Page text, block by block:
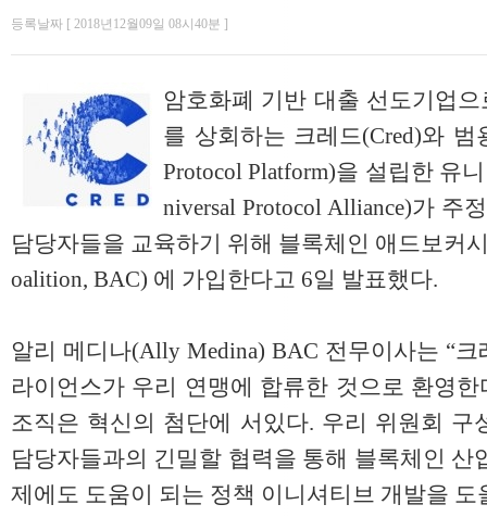
등록날짜 [ 2018년12월09일 08시40분 ]
암호화폐 기반 대출 선도기업
를 상회하는 크레드(Cred)와 범
Protocol Platform)을 설립한 유
niversal Protocol Alliance)가 주
담당자들을 교육하기 위해 블록체인 애드보커
oalition, BAC) 에 가입한다고 6일 발표했다.
알리 메디나(Ally Medina) BAC 전무이사는 “
라이언스가 우리 연맹에 합류한 것으로 환영
조직은 혁신의 첨단에 서있다. 우리 위원회 구
담당자들과의 긴밀할 협력을 통해 블록체인 산
제에도 도움이 되는 정책 이니셔티브 개발을 도